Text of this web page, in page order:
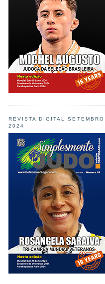
REVISTA DIGITAL SETEMBRO
2024